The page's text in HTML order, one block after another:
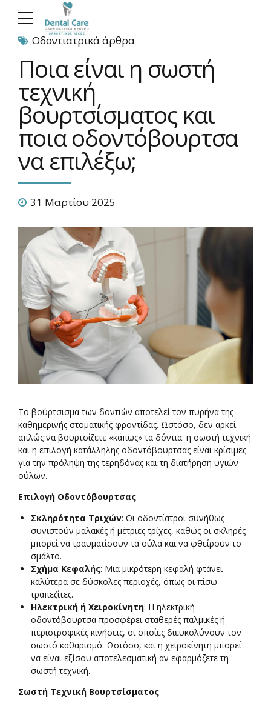
Οδοντιατρικά άρθρα
Ποια είναι η σωστή
τεχνική
βουρτσίσματος και
ποια οδοντόβουρτσα
να επιλέξω;
31 Μαρτίου 2025
Το βούρτσισμα των δοντιών αποτελεί τον πυρήνα της
καθημερινής στοματικής φροντίδας. Ωστόσο, δεν αρκεί
απλώς να βουρτσίζετε «κάπως» τα δόντια: η σωστή τεχνική
και η επιλογή κατάλληλης οδοντόβουρτσας είναι κρίσιμες
για την πρόληψη της τερηδόνας και τη διατήρηση υγιών
ούλων.
Επιλογή Οδοντόβουρτσας
Σκληρότητα Τριχών: Οι οδοντίατροι συνήθως
συνιστούν μαλακές ή μέτριες τρίχες, καθώς οι σκληρές
μπορεί να τραυματίσουν τα ούλα και να φθείρουν το
σμάλτο.
Σχήμα Κεφαλής: Μια μικρότερη κεφαλή φτάνει
καλύτερα σε δύσκολες περιοχές, όπως οι πίσω
τραπεζίτες.
Ηλεκτρική ή Χειροκίνητη: Η ηλεκτρική
οδοντόβουρτσα προσφέρει σταθερές παλμικές ή
περιστροφικές κινήσεις, οι οποίες διευκολύνουν τον
σωστό καθαρισμό. Ωστόσο, και η χειροκίνητη μπορεί
να είναι εξίσου αποτελεσματική αν εφαρμόζετε τη
σωστή τεχνική.
Σωστή Τεχνική Βουρτσίσματος